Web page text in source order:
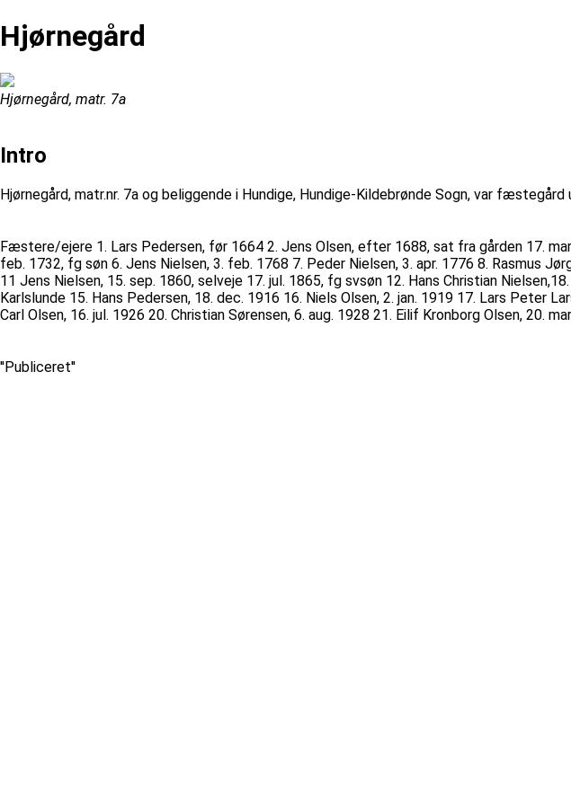
Hjørnegård
Hjørnegård, matr. 7a
Intro
Hjørnegård, matr.nr. 7a og beliggende i Hundige, Hundige-Kildebrønde Sogn, var
Fæstere/ejere 1. Lars Pedersen, før 1664 2. Jens Olsen, efter 1688, sat fra gården 17.
feb. 1732, fg søn 6. Jens Nielsen, 3. feb. 1768 7. Peder Nielsen, 3. apr. 1776 8. Rasmus
11 Jens Nielsen, 15. sep. 1860, selveje 17. jul. 1865, fg svsøn 12. Hans Christian
Karlslunde 15. Hans Pedersen, 18. dec. 1916 16. Niels Olsen, 2. jan. 1919 17. Lars Peter
Carl Olsen, 16. jul. 1926 20. Christian Sørensen, 6. aug. 1928 21. Eilif Kronborg Olsen, 20.
''Publiceret''